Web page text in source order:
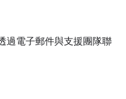
過電子郵件與支援團隊聯